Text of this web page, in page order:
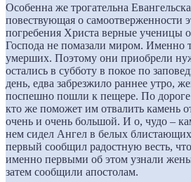
Особенна же трогательна
повествующая о самоотверженности
погребения Христа верные ученицы
Господа не помазали миром. Именно
умерших. Поэтому они приобрели
остались в субботу в покое по
день, едва забрезжило раннее утро,
поспешно пошли к пещере. По
кто же поможет им отвалить камень
очень и очень большой. И о, чудо –
нем сидел Ангел в белых
первый сообщил радостную весть,
именно первыми об этом узнали
затем сообщили апостолам.